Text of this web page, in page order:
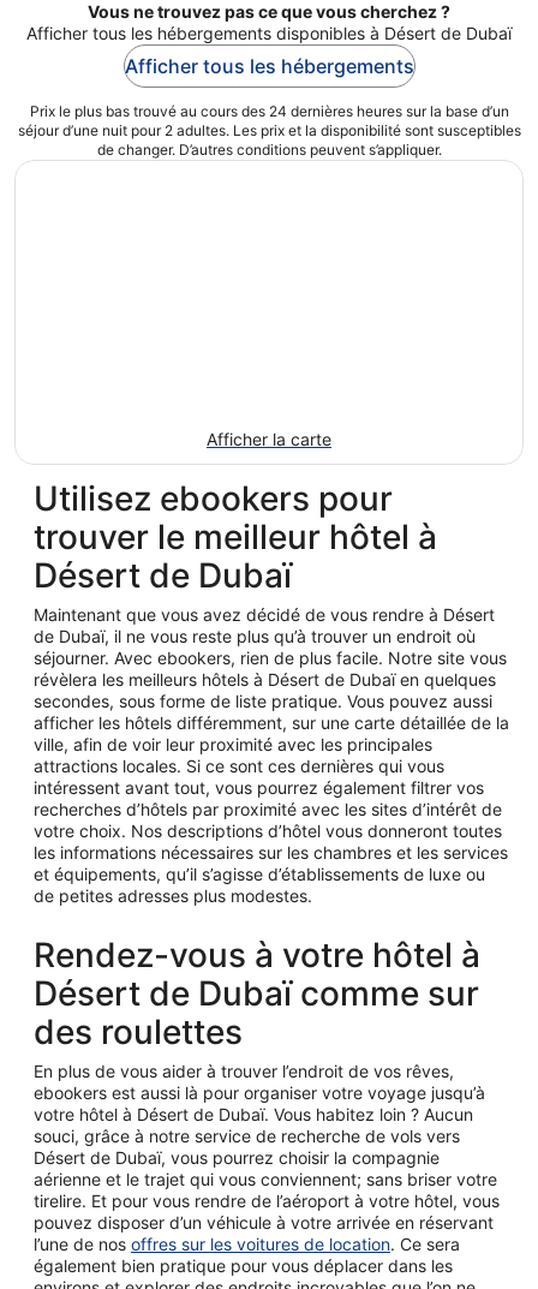
Vous ne trouvez pas ce que vous cherchez ?
Afficher tous les hébergements disponibles à Désert de Dubaï
Afficher tous les hébergements
Prix le plus bas trouvé au cours des 24 dernières heures sur la base d’un
séjour d’une nuit pour 2 adultes. Les prix et la disponibilité sont susceptibles
de changer. D’autres conditions peuvent s’appliquer.
Afficher la carte
Utilisez ebookers pour
trouver le meilleur hôtel à
Désert de Dubaï
Maintenant que vous avez décidé de vous rendre à Désert
de Dubaï, il ne vous reste plus qu’à trouver un endroit où
séjourner. Avec ebookers, rien de plus facile. Notre site vous
révèlera les meilleurs hôtels à Désert de Dubaï en quelques
secondes, sous forme de liste pratique. Vous pouvez aussi
afficher les hôtels différemment, sur une carte détaillée de la
ville, afin de voir leur proximité avec les principales
attractions locales. Si ce sont ces dernières qui vous
intéressent avant tout, vous pourrez également filtrer vos
recherches d’hôtels par proximité avec les sites d’intérêt de
votre choix. Nos descriptions d’hôtel vous donneront toutes
les informations nécessaires sur les chambres et les services
et équipements, qu’il s’agisse d’établissements de luxe ou
de petites adresses plus modestes.
Rendez-vous à votre hôtel à
Désert de Dubaï comme sur
des roulettes
En plus de vous aider à trouver l’endroit de vos rêves,
ebookers est aussi là pour organiser votre voyage jusqu’à
votre hôtel à Désert de Dubaï. Vous habitez loin ? Aucun
souci, grâce à notre service de recherche de vols vers
Désert de Dubaï, vous pourrez choisir la compagnie
aérienne et le trajet qui vous conviennent; sans briser votre
tirelire. Et pour vous rendre de l’aéroport à votre hôtel, vous
pouvez disposer d’un véhicule à votre arrivée en réservant
l’une de nos offres sur les voitures de location. Ce sera
également bien pratique pour vous déplacer dans les